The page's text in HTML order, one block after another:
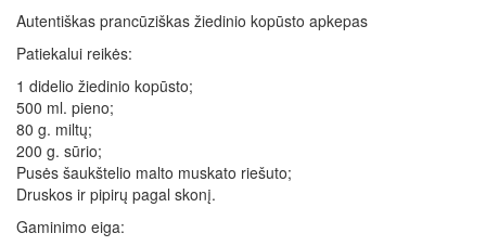
Autentiškas prancūziškas žiedinio kopūsto apkepas
Patiekalui reikės:
1 didelio žiedinio kopūsto;
500 ml. pieno;
80 g. miltų;
200 g. sūrio;
Pusės šaukštelio malto muskato riešuto;
Druskos ir pipirų pagal skonį.
Gaminimo eiga: